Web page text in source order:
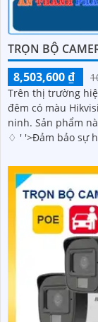
TRỌN BỘ
8,503,600 ₫
Trên thị trường
đêm có màu
ninh. Sản phẩm này được tích hợp nhiều công nghệ tiên tiến,
♢ '